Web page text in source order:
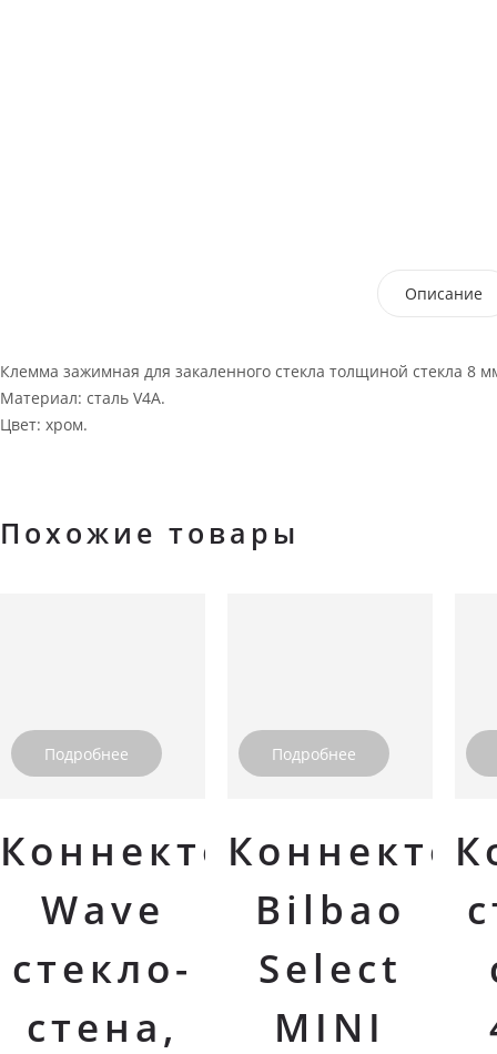
Описание
Клемма зажимная для закаленного стекла толщиной стекла 8
Материал: сталь V4A.
Цвет: хром.
Похожие товары
Подробнее
Коннектор
Wave
стекло-
стена,
Подробнее
Коннектор
Bilbao
Select
MINI